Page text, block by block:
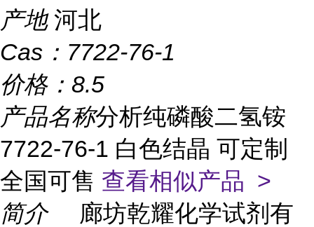
产地 河北
Cas： 7722-76-1
价格： 8.5
产品名称分析纯磷酸二氢铵
7722-76-1 白色结晶 可定制
全国可售 查看相似产品 >
简介
廊坊乾耀化学试剂有